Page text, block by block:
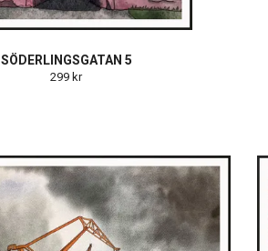
SÖDERLINGSGATAN 5
299 kr